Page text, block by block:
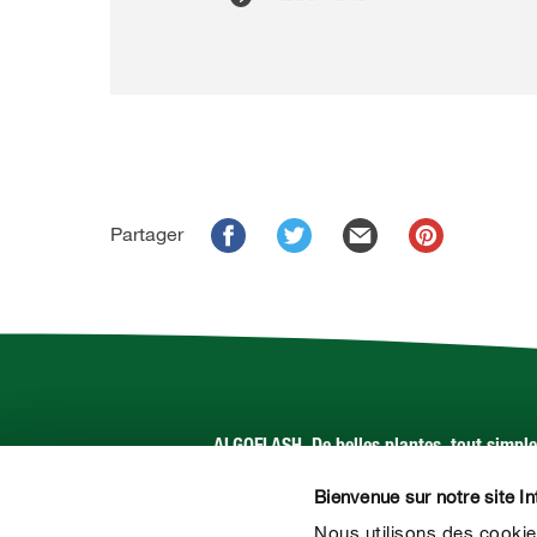
Bienvenue sur notre site
Nous utilisons des
Partager
ALGOFLASH. De belles plantes, tout